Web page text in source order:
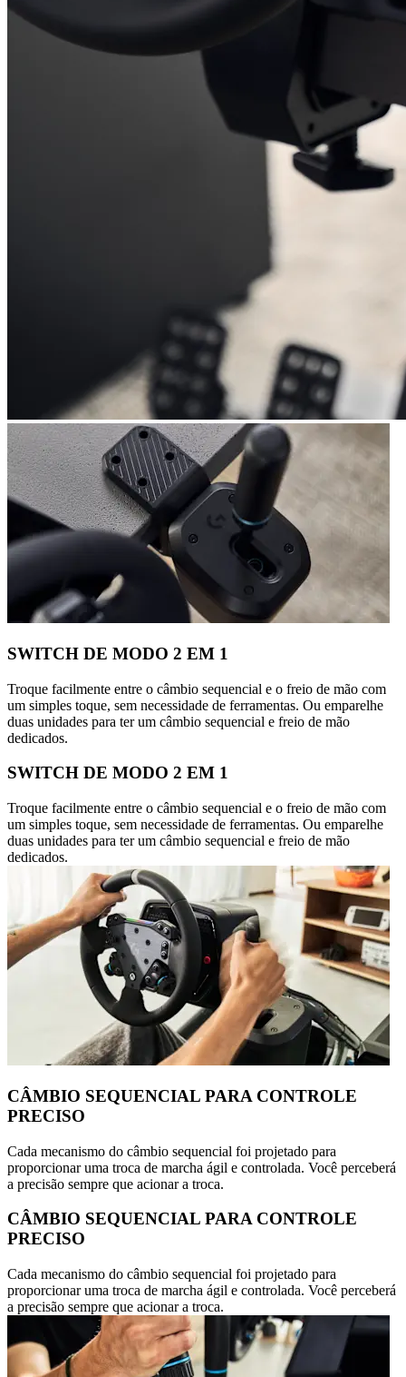
SWITCH DE MODO 2 EM 1
Troque facilmente entre o câmbio sequencial e o freio de mão com
um simples toque, sem necessidade de ferramentas. Ou emparelhe
duas unidades para ter um câmbio sequencial e freio de mão
dedicados.
SWITCH DE MODO 2 EM 1
Troque facilmente entre o câmbio sequencial e o freio de mão com
um simples toque, sem necessidade de ferramentas. Ou emparelhe
duas unidades para ter um câmbio sequencial e freio de mão
dedicados.
CÂMBIO SEQUENCIAL PARA CONTROLE
PRECISO
Cada mecanismo do câmbio sequencial foi projetado para
proporcionar uma troca de marcha ágil e controlada. Você perceberá
a precisão sempre que acionar a troca.
CÂMBIO SEQUENCIAL PARA CONTROLE
PRECISO
Cada mecanismo do câmbio sequencial foi projetado para
proporcionar uma troca de marcha ágil e controlada. Você perceberá
a precisão sempre que acionar a troca.